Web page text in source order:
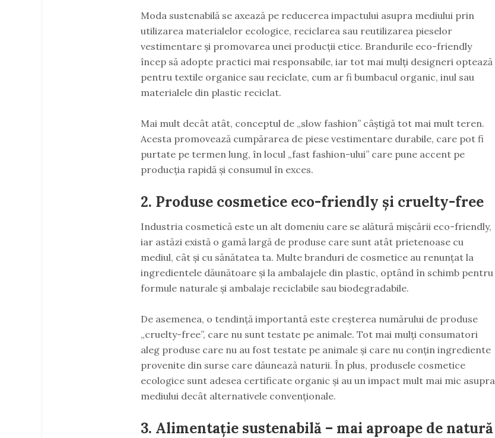
Moda sustenabilă se axează pe reducerea impactului asupra mediului prin
utilizarea materialelor ecologice, reciclarea sau reutilizarea pieselor
vestimentare și promovarea unei producții etice. Brandurile eco-friendly
încep să adopte practici mai responsabile, iar tot mai mulți designeri optează
pentru textile organice sau reciclate, cum ar fi bumbacul organic, inul sau
materialele din plastic reciclat.
Mai mult decât atât, conceptul de „slow fashion” câștigă tot mai mult teren.
Acesta promovează cumpărarea de piese vestimentare durabile, care pot fi
purtate pe termen lung, în locul „fast fashion-ului” care pune accent pe
producția rapidă și consumul în exces.
2. Produse cosmetice eco-friendly și cruelty-free
Industria cosmetică este un alt domeniu care se alătură mișcării eco-friendly,
iar astăzi există o gamă largă de produse care sunt atât prietenoase cu
mediul, cât și cu sănătatea ta. Multe branduri de cosmetice au renunțat la
ingredientele dăunătoare și la ambalajele din plastic, optând în schimb pentru
formule naturale și ambalaje reciclabile sau biodegradabile.
De asemenea, o tendință importantă este creșterea numărului de produse
„cruelty-free”, care nu sunt testate pe animale. Tot mai mulți consumatori
aleg produse care nu au fost testate pe animale și care nu conțin ingrediente
provenite din surse care dăunează naturii. În plus, produsele cosmetice
ecologice sunt adesea certificate organic și au un impact mult mai mic asupra
mediului decât alternativele convenționale.
3. Alimentație sustenabilă – mai aproape de natură